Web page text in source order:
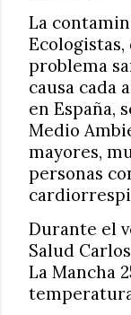
La
problema
causa cada
en España,
Medio
mayores,
personas
Durante el
Salud
La Mancha